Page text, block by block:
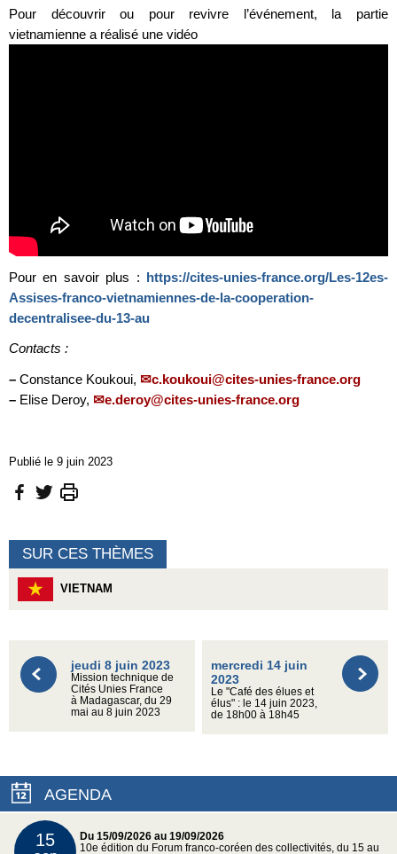
Pour découvrir ou pour revivre l’événement, la partie
vietnamienne a réalisé une vidéo
Pour en savoir plus : https://cites-unies-france.org/Les-12es-
Assises-franco-vietnamiennes-de-la-cooperation-
decentralisee-du-13-au
Contacts :
– Constance Koukoui,
c.koukoui@cites-unies-france.org
– Elise Deroy, e.deroy@cites-unies-france.org
Publié le 9 juin 2023
SUR CES THÈMES
VIETNAM
jeudi 8 juin 2023
Mission technique de
Cités Unies France
à Madagascar, du 29
mai au 8 juin 2023
mercredi 14 juin
2023
Le "Café des élues et
élus" : le 14 juin 2023,
de 18h00 à 18h45
AGENDA
15
Du 15/09/2026 au 19/09/2026
10e édition du Forum franco-coréen des collectivités, du 15 au